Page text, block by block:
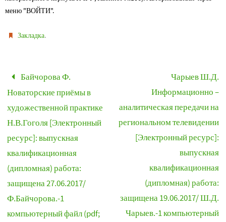
меню "ВОЙТИ".
Закладка.
Байчорова Ф.
Новаторские приёмы в
художественной практике
Н.В.Гоголя [Электронный
ресурс]: выпускная
квалификационная
(дипломная) работа:
защищена 27.06.2017/
Ф.Байчорова.-1
компьютерный файл (pdf;
Чарыев Ш.Д.
Информационно –
аналитическая передачи на
региональном телевидении
[Электронный ресурс]:
выпускная
квалификационная
(дипломная) работа:
защищена 19.06.2017/ Ш.Д.
Чарыев.-1 компьютерный